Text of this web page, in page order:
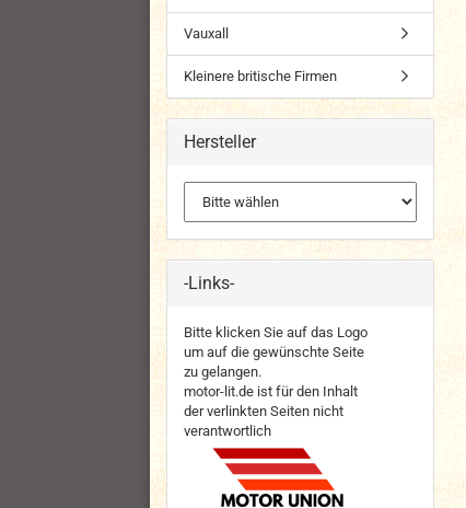
Vauxall
Kleinere britische Firmen
Hersteller
-Links-
Bitte klicken Sie auf das Logo
um auf die gewünschte Seite
zu gelangen.
motor-lit.de ist für den Inhalt
der verlinkten Seiten nicht
verantwortlich